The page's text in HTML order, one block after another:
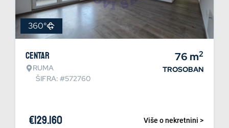
360°
Centar
RUMA
ŠIFRA: #572760
76 m2
TROSOBAN
Više o nekretnini >
€129.160